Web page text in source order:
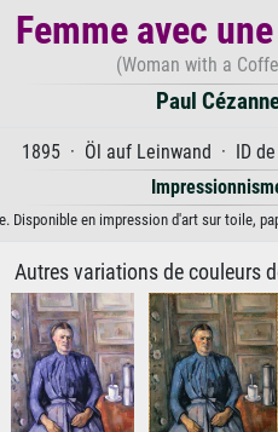
Femme avec
(Woman with a
Paul
1895 · Öl auf Leinwand · ID
Disponible en impression d'art sur toile,
Autres variations de couleurs